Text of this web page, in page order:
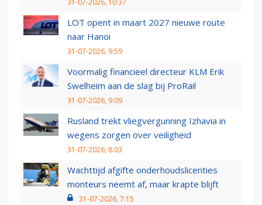
31-07-2026, 10:37
LOT opent in maart 2027 nieuwe route
naar Hanoi
31-07-2026, 9:59
Voormalig financieel directeur KLM Erik
Swelheim aan de slag bij ProRail
31-07-2026, 9:09
Rusland trekt vliegvergunning Izhavia in
wegens zorgen over veiligheid
31-07-2026, 8:03
Wachttijd afgifte onderhoudslicenties
monteurs neemt af, maar krapte blijft
31-07-2026, 7:15